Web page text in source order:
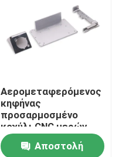
Αερομεταφερόμενος
κηφήνας
προσαρμοσμένο
κοχύλι CNC μερών
ακρίβειας κηφήνων
τηλεχειρισμού
Αποστολή